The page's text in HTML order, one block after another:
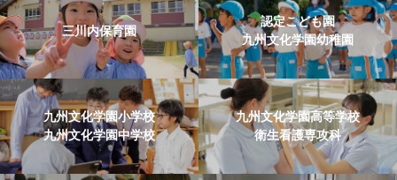
三川内保育園
認定こども園
九州文化学園幼稚園
九州文化学園小学校
九州文化学園中学校
九州文化学園高等学校
衛生看護専攻科